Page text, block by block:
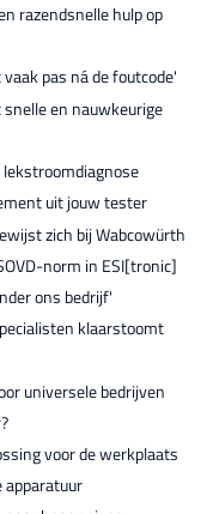
razendsnelle hulp op
pas ná de foutcode'
en nauwkeurige
uit jouw tester
zich bij Wabcowürth
norm in ESI[tronic]
ons bedrijf'
klaarstoomt
universele bedrijven
voor de werkplaats
apparatuur